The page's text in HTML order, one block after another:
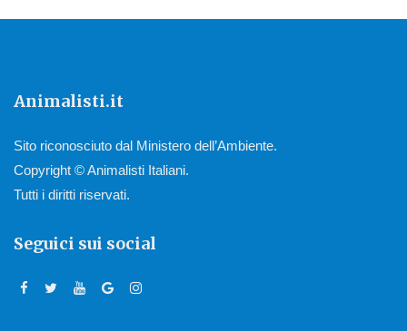
Animalisti.it
Sito riconosciuto dal Ministero dell’Ambiente.
Copyright © Animalisti Italiani.
Tutti i diritti riservati.
Seguici sui social